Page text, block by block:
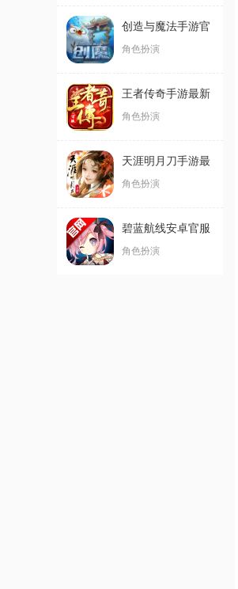
创造与魔法手游官
方版
角色扮演
王者传奇手游最新
版
角色扮演
天涯明月刀手游最
新版
角色扮演
碧蓝航线安卓官服
角色扮演